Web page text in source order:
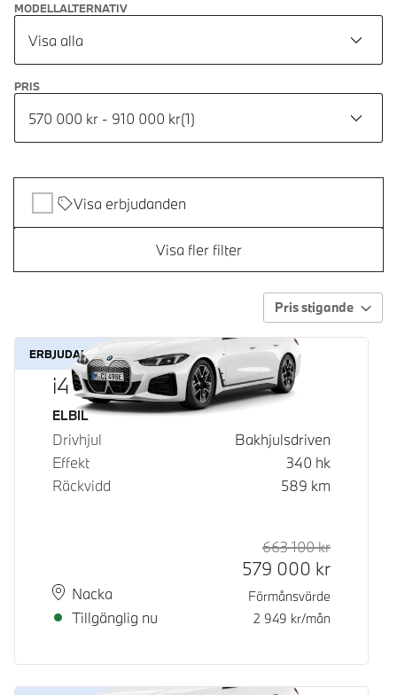
MODELLALTERNATIV
Visa alla
PRIS
570 000 kr - 910 000 kr(1)
Visa erbjudanden
Visa fler filter
Pris stigande
ERBJUDANDE
i4 eDrive40
Bränsle
ELBIL
Drivhjul
Bakhjulsdriven
Effekt
340 hk
Räckvidd
589 km
PlatsNacka
Leveranstid
Tillgänglig nu
Rek. ord
663 100kr
579 000 kr
Förmånsvärde
2 949 kr/mån